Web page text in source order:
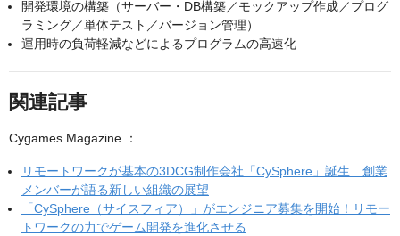
開発環境の構築（サーバー・DB構築／モックアップ作成／プログ
ラミング／単体テスト／バージョン管理）
運用時の負荷軽減などによるプログラムの高速化
関連記事
Cygames Magazine ：
リモートワークが基本の3DCG制作会社「CySphere」誕生 創業
メンバーが語る新しい組織の展望
「CySphere（サイスフィア）」がエンジニア募集を開始！リモー
トワークの力でゲーム開発を進化させる